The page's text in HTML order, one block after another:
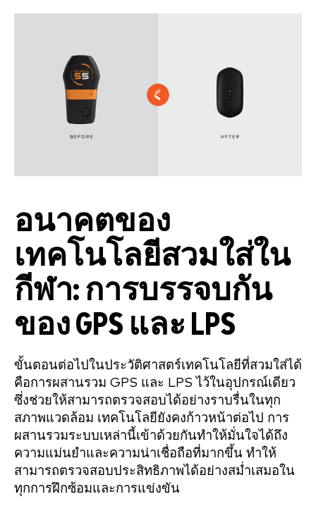
อนาคตของ
เทคโนโลยีสวมใส่ใน
กีฬา: การบรรจบกัน
ของ GPS และ LPS
ขั้นตอนต่อไปในประวัติศาสตร์เทคโนโลยีที่สวมใส่ได้
คือการผสานรวม GPS และ LPS ไว้ในอุปกรณ์เดียว
ซึ่งช่วยให้สามารถตรวจสอบได้อย่างราบรื่นในทุก
สภาพแวดล้อม เทคโนโลยียังคงก้าวหน้าต่อไป การ
ผสานรวมระบบเหล่านี้เข้าด้วยกันทำให้มั่นใจได้ถึง
ความแม่นยำและความน่าเชื่อถือที่มากขึ้น ทำให้
สามารถตรวจสอบประสิทธิภาพได้อย่างสม่ำเสมอใน
ทุกการฝึกซ้อมและการแข่งขัน